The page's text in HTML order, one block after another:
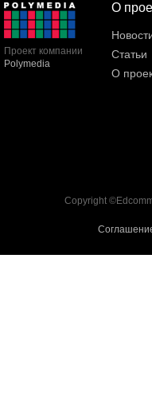
Проект компании
Polymedia
О
Статьи
О
Copyright